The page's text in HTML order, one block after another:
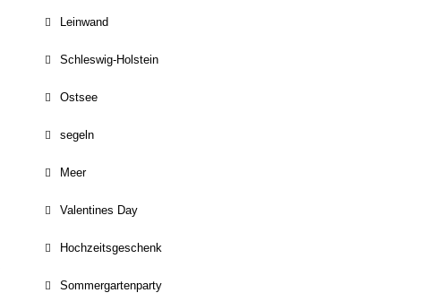
Leinwand
Schleswig-Holstein
Ostsee
segeln
Meer
Valentines Day
Hochzeitsgeschenk
Sommergartenparty